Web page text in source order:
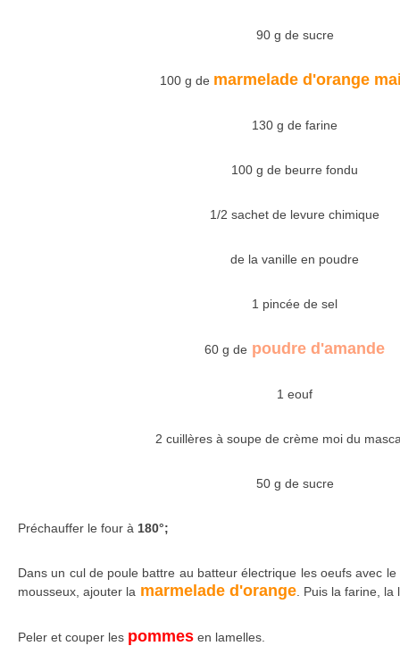
90 g de sucre
100 g de marmelade d'orange
130 g de farine
100 g de beurre fondu
1/2 sachet de levure chimique
de la vanille en poudre
1 pincée de sel
60 g de poudre d'amande
1 eouf
2 cuillères à soupe de crème moi du
50 g de sucre
Préchauffer le four à 180°;
Dans un cul de poule battre au batteur électrique les oeufs avec
mousseux, ajouter la marmelade d'orange . Puis la farine,
Peler et couper les pommes en lamelles.